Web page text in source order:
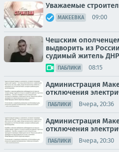
Уважаемые
МАКЕЕВКА 09:00
Чешским
выдворить из
судимый житель ДНР
ПАБЛИКИ 08:15
Администрация
отключения
ПАБЛИКИ Вчера, 20:36
Администрация
отключения
ПАБЛИКИ Вчера, 20:30